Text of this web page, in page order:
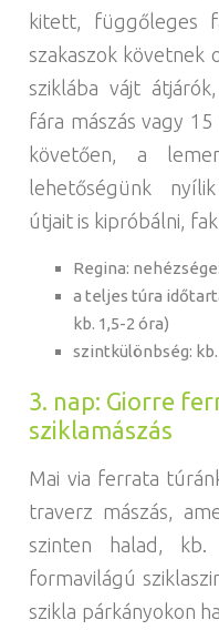
kitett, függőleges
szakaszok követnek
sziklába vájt
fára mászás vagy
követően, a
lehetőségünk
útjait is kipróbálni,
Regina:
a teljes túra
kb. 1,5-2 óra)
szintkülönbség: kb.
3. nap: Giorre
sziklamászás
Mai via ferrata
traverz mászás,
szinten halad,
formavilágú
szikla párkányokon